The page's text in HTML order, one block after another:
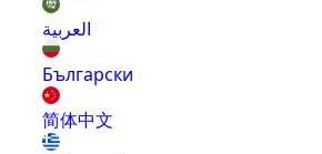
العربية
Български
简体中文